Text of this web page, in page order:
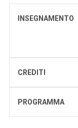
INSEGNAMENTO
CREDITI
PROGRAMMA